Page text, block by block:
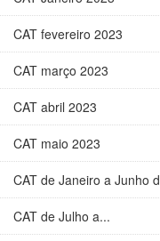
CAT fevereiro 2023
CAT março 2023
CAT abril 2023
CAT maio 2023
CAT de Janeiro a Junho
CAT de Julho a...